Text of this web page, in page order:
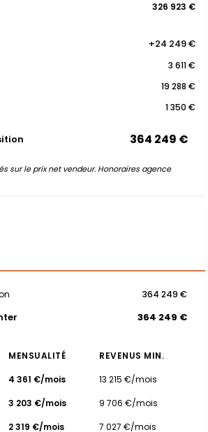
326 923 €
+24 249 €
3 611 €
19 288 €
1 350 €
364 249 €
sur le prix net vendeur. Honoraires agence
364 249 €
364 249 €
MENSUALITÉ
REVENUS MIN.
4 361 €/mois
13 215 €/mois
3 203 €/mois
9 706 €/mois
2 319 €/mois 7 027 €/mois